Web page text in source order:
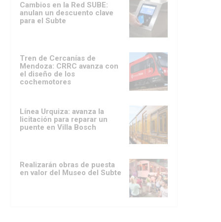
Cambios en la Red SUBE:
anulan un descuento clave
para el Subte
Tren de Cercanías de
Mendoza: CRRC avanza con
el diseño de los
cochemotores
Línea Urquiza: avanza la
licitación para reparar un
puente en Villa Bosch
Realizarán obras de puesta
en valor del Museo del Subte